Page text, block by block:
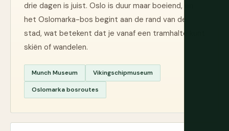
drie dagen is juist. Oslo is duur maar boeiend, en
het Oslomarka-bos begint aan de rand van de
stad, wat betekent dat je vanaf een tramhalte kunt
skiën of wandelen.
Munch Museum Vikingschipmuseum
Oslomarka bosroutes